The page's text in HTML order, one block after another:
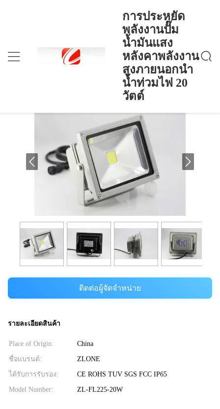
การประหยัด
พลังงานปั๊ม
น้ำมันแสง
หลังคาพลังงาน
สูงภายนอกนำ
น้ำท่วมไฟ 20
วัตต์
การประหยัดพลังงานปั๊มน้ำมันแสงหลังคาพลังงาน
สูงภายนอกนำน้ำท่วมไฟ 20 วัตต์
การประหยัดพลังงานปั๊มน้ำมันแสง
หลังคาพลังงานสูงภายนอกนำน้ำท่วมไฟ
ติดต่อผู้จัดจำหน่าย
รายละเอียดสินค้า
Place of Origin: China
ชื่อแบรนด์: ZLONE
ได้รับการรับรอง: CE ROHS TUV SGS FCC IP65
Model Number: ZL-FL225-20W